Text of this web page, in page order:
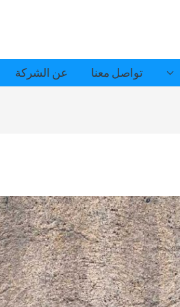
تواصل معنا عن الشركة